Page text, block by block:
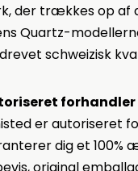
der trækkes op af
Quartz-
schweizisk
forhandler
er autoriseret
dig et 100%